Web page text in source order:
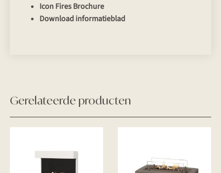
Icon Fires Brochure
Download informatieblad
Gerelateerde producten